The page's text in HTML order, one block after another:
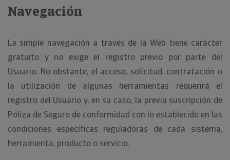
Navegación
La simple navegación a través de la Web tiene carácter
gratuito y no exige el registro previo por parte del
Usuario. No obstante, el acceso, solicitud, contratación o
la utilización de algunas herramientas requerirá el
registro del Usuario y, en su caso, la previa suscripción de
Póliza de Seguro de conformidad con lo establecido en las
condiciones específicas reguladoras de cada sistema,
herramienta, producto o servicio.